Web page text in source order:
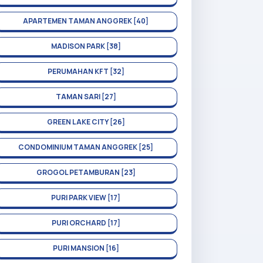
APARTEMEN TAMAN ANGGREK [40]
MADISON PARK [38]
PERUMAHAN KFT [32]
TAMAN SARI [27]
GREEN LAKE CITY [26]
CONDOMINIUM TAMAN ANGGREK [25]
GROGOL PETAMBURAN [23]
PURI PARK VIEW [17]
PURI ORCHARD [17]
PURI MANSION [16]